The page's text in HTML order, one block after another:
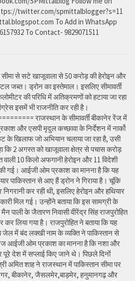
twitter.com/spmittalblogger?s=11
To Add in WhatsApp
To Contact- 9829071511
सीमा से सटे खाजूवाला से 50 करोड़ की हेरोइन और
जब्त। ड्रोन का इस्तेमाल। इसलिए सीमावर्ती
की परिधि में अतिक्रमणों को हटाया जा रहा
इसमें भी राजनीति कर रही है।
राजस्थान के सीमावर्ती बीकानेर रेंज में
और एसपी मृदुल कच्छावा के निर्देशन में नार्को
के खिलाफ जो अभियान चलाया जा रहा है, उसी
कि 2 अगस्त को खाजूवाला क्षेत्र से पचास करोड़
10 किलो अफगानी हेरोइन और 11 विदेशी
गई। आईजी ओम प्रकाश का मानना है कि यह
पाकिस्तान से आए हैं ड्रोन ने गिराया है। चूंकि
निगरानी कर रही थी, इसलिए हेरोइन और हथियार
मिल गई। उन्होंने बताया कि इस सामग्री के
पाली के जैतारण निवासी वीरेंद्र सिंह राजपुरोहित
कर लिया गया है। राजपुरोहित ने बताया कि यह
जेल में बंद लक्खी नाम के व्यक्ति ने पाकिस्तान से
आईजी ओम प्रकाश का मानना है कि नशा और
पूरे देश में सप्लाई किए जाने थे। पिछले दिनों
अमित शाह ने राजस्थान में पाकिस्तान सीमा पर
बीकानेर, जैसलमेर,बाड़मेर, हनुमानगढ़ और